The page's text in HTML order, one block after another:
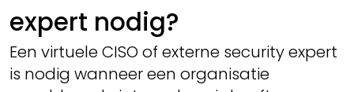
expert nodig?
Een virtuele CISO of externe security expert
is nodig wanneer een organisatie